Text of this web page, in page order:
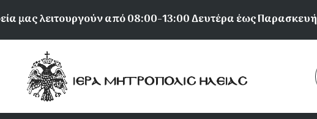
μας λειτουργούν από 08:00-13:00 Δευτέρα έως Παρασκευή